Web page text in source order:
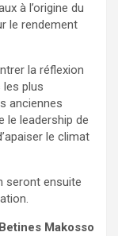
à l’origine du
le rendement
la réflexion
les plus
anciennes
le leadership de
le climat
seront ensuite
Betines Makosso